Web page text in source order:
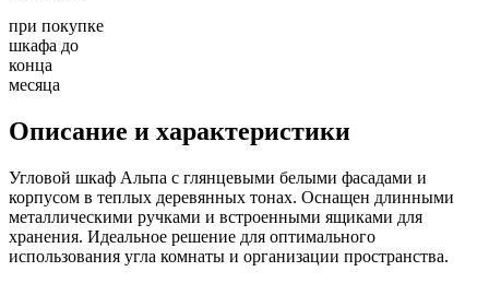
при покупке
шкафа до
конца
месяца
Описание и характеристики
Угловой шкаф Альпа с глянцевыми белыми фасадами и
корпусом в теплых деревянных тонах. Оснащен длинными
металлическими ручками и встроенными ящиками для
хранения. Идеальное решение для оптимального
использования угла комнаты и организации пространства.